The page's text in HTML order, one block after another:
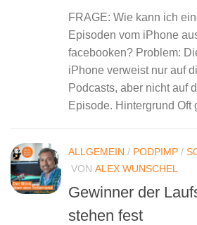
FRAGE: Wie kann ich
Episoden vom iPhone
facebooken? Problem:
iPhone verweist nur auf
Podcasts, aber nicht auf
Episode. Hintergrund Oft
ALLGEMEIN / PODPIMP /
VON ALEX WUNSCHEL
Gewinner der
stehen fest